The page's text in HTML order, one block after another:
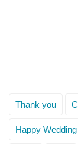
Thank you
Happy Wedding